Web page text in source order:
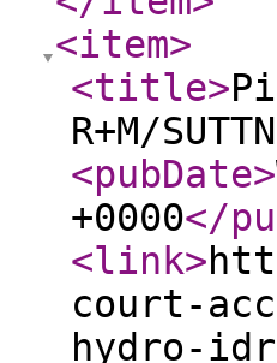
<item>
<title>
R+M/
<pubDate>
+0000</
<link>
court-
hydro-